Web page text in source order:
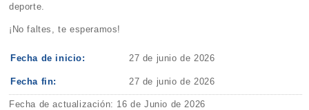
deporte.
¡No faltes, te esperamos!
Fecha de inicio: 27 de junio de 2026
Fecha fin: 27 de junio de 2026
Fecha de actualización: 16 de Junio de 2026